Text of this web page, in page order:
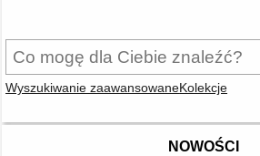
Wyszukiwanie zaawansowaneKolekcje
NOWOŚCI